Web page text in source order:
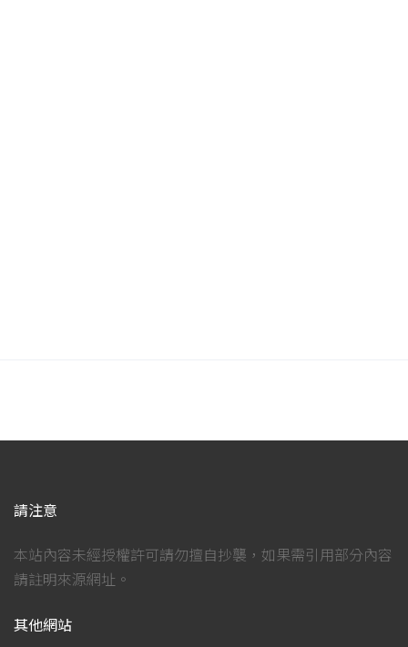
請注意
本站內容未經授權許可請勿擅自抄襲，如果需引用部分內容
請註明來源網址。
其他網站